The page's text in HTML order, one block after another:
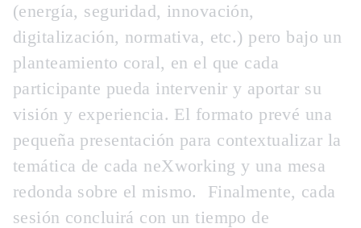
(energía, seguridad, innovación,
digitalización, normativa, etc.) pero bajo un
planteamiento coral, en el que cada
participante pueda intervenir y aportar su
visión y experiencia. El formato prevé una
pequeña presentación para contextualizar la
temática de cada neXworking y una mesa
redonda sobre el mismo. Finalmente, cada
sesión concluirá con untiempo de